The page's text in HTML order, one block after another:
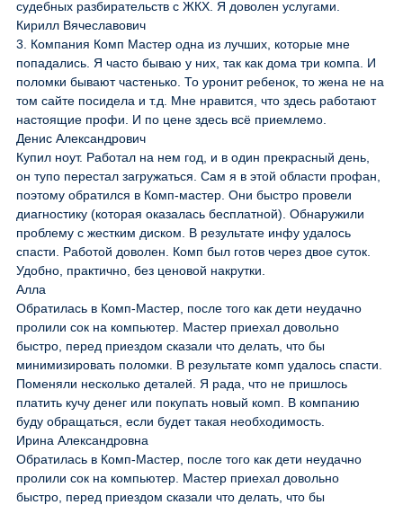
судебных разбирательств с ЖКХ. Я доволен услугами.
Кирилл Вячеславович
3. Компания Комп Мастер одна из лучших, которые мне
попадались. Я часто бываю у них, так как дома три компа. И
поломки бывают частенько. То уронит ребенок, то жена не на
том сайте посидела и т.д. Мне нравится, что здесь работают
настоящие профи. И по цене здесь всё приемлемо.
Денис Александрович
Купил ноут. Работал на нем год, и в один прекрасный день,
он тупо перестал загружаться. Сам я в этой области профан,
поэтому обратился в Комп-мастер. Они быстро провели
диагностику (которая оказалась бесплатной). Обнаружили
проблему с жестким диском. В результате инфу удалось
спасти. Работой доволен. Комп был готов через двое суток.
Удобно, практично, без ценовой накрутки.
Алла
Обратилась в Комп-Мастер, после того как дети неудачно
пролили сок на компьютер. Мастер приехал довольно
быстро, перед приездом сказали что делать, что бы
минимизировать поломки. В результате комп удалось спасти.
Поменяли несколько деталей. Я рада, что не пришлось
платить кучу денег или покупать новый комп. В компанию
буду обращаться, если будет такая необходимость.
Ирина Александровна
Обратилась в Комп-Мастер, после того как дети неудачно
пролили сок на компьютер. Мастер приехал довольно
быстро, перед приездом сказали что делать, что бы